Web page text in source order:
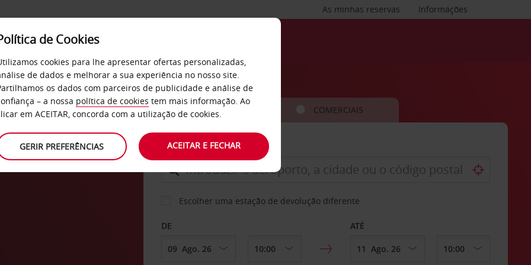
Informações
As minhas reservas
SERVIÇOS EMPRESAS
CARRO COMERCIAIS
LEVANTAR EM
Escolher uma estação de devolução diferente
DE ATÉ
de Cookies
cookies para lhe apresentar ofertas personalizadas,
de dados e melhorar a sua experiência no nosso site.
os dados com parceiros de publicidade e análise de
– a nossa política de cookies tem mais informação. Ao
em ACEITAR, concorda com a utilização de cookies.
GERIR PREFERÊNCIAS ACEITAR E FECHAR